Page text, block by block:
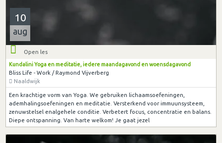
10
aug
Open les
Kundalini Yoga en meditatie, iedere maandagavond en woensdagavond
Bliss Life - Work / Raymond Vijverberg
Naaldwijk
Een krachtige vorm van Yoga. We gebruiken lichaamsoefeningen,
ademhalingsoefeningen en meditatie. Versterkend voor immuunsysteem,
zenuwstelsel enalgehele conditie. Verbetert focus, concentratie en balans.
Diepe ontspanning. Van harte welkom! Je gaat jezel